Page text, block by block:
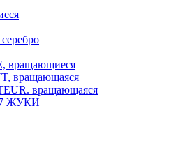
вращающиеся
вращающаяся
вращающаяся
ЖУКИ